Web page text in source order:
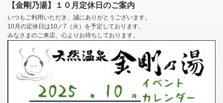
【金剛乃湯】１０月定休日のご案内
いつもご利用いただき、誠にありがとうございます。
10月の定休日は10／7（火）を予定しております。
みなさまのご来店、心よりお待ちしております。